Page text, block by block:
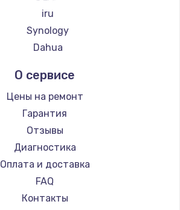
iru
Synology
Dahua
О сервисе
Цены на ремонт
Гарантия
Отзывы
Диагностика
Оплата и доставка
FAQ
Контакты